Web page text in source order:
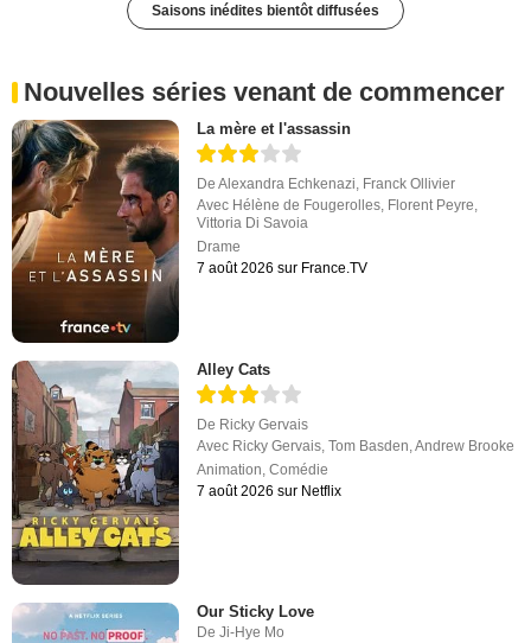
Saisons inédites bientôt diffusées
Nouvelles séries venant de commencer
La mère et l'assassin
DeAlexandra Echkenazi, Franck Ollivier
Avec Hélène de Fougerolles, Florent Peyre,
Vittoria Di Savoia
Drame
7 août 2026 sur France.TV
Alley Cats
De Ricky Gervais
Avec Ricky Gervais,Tom Basden,Andrew Brooke
Animation,Comédie
7 août 2026 sur Netflix
Our Sticky Love
DeJi-Hye Mo